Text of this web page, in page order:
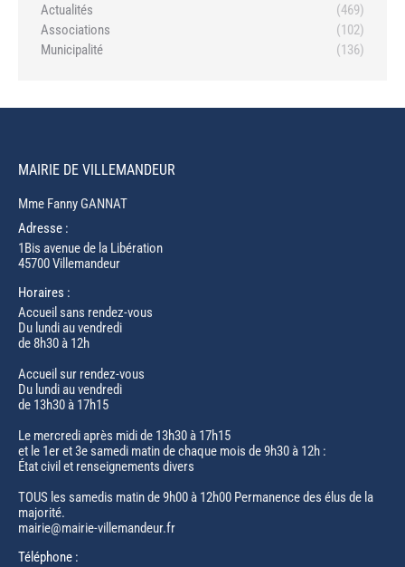
Actualités
(469)
Associations
(102)
Municipalité
(136)
MAIRIE DE VILLEMANDEUR
Mme Fanny GANNAT
Adresse :
1Bis avenue de la Libération
45700 Villemandeur
Horaires :
Accueil sans rendez-vous
Du lundi au vendredi
de 8h30 à 12h
Accueil sur rendez-vous
Du lundi au vendredi
de 13h30 à 17h15
Le mercredi après midi de 13h30 à 17h15
et le 1er et 3e samedi matin de chaque mois de 9h30 à 12h :
État civil et renseignements divers
TOUS les samedis matin de 9h00 à 12h00 Permanence des élus de la
majorité.
mairie@mairie-villemandeur.fr
Téléphone :